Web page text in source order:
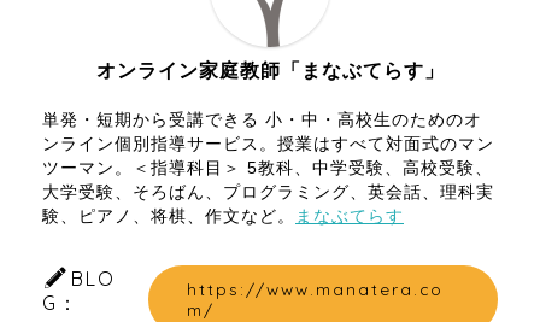
オンライン家庭教師「まなぶてらす」
単発・短期から受講できる 小・中・高校生のためのオ
ンライン個別指導サービス。授業はすべて対面式のマン
ツーマン。＜指導科目＞ 5教科、中学受験、高校受験、
大学受験、そろばん、プログラミング、英会話、理科実
験、ピアノ、将棋、作文など。
まなぶてらす
BLO
G：
https://www.manatera.co
m/